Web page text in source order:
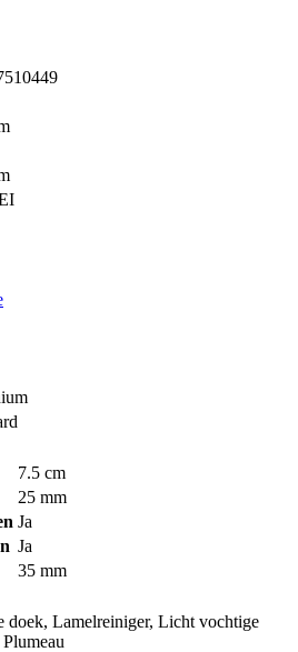
7.5 cm
25 mm
Ja
Ja
35 mm
doek, Lamelreiniger, Licht vochtige
Plumeau